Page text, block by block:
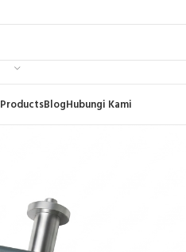
ProductsBlogHubungi Kami